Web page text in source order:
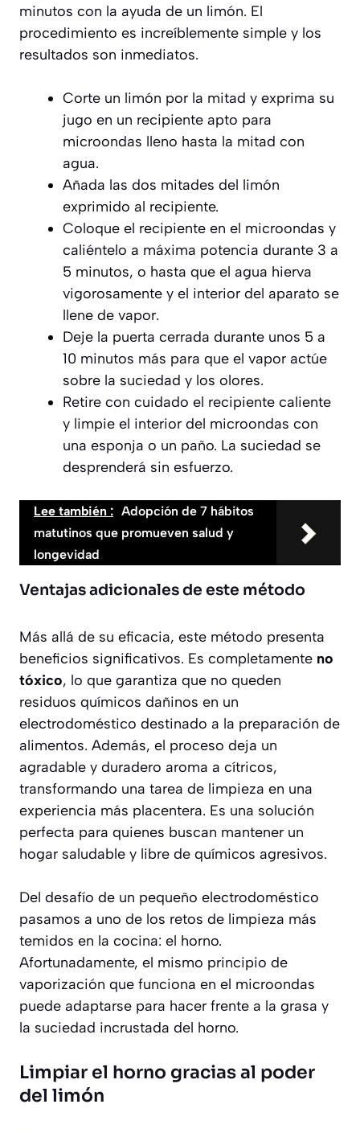
minutos con la ayuda de un limón. El
procedimiento es increíblemente simple y los
resultados son inmediatos.
Corte un limón por la mitad y exprima su
jugo en un recipiente apto para
microondas lleno hasta la mitad con
agua.
Añada las dos mitades del limón
exprimido al recipiente.
Coloque el recipiente en el microondas y
caliéntelo a máxima potencia durante 3 a
5 minutos, o hasta que el agua hierva
vigorosamente y el interior del aparato se
llene de vapor.
Deje la puerta cerrada durante unos 5 a
10 minutos más para que el vapor actúe
sobre la suciedad y los olores.
Retire con cuidado el recipiente caliente
y limpie el interior del microondas con
una esponja o un paño. La suciedad se
desprenderá sin esfuerzo.
Lee también : Adopción de 7 hábitos
matutinos que promueven salud y
longevidad
Ventajas adicionales de este método
Más allá de su eficacia, este método presenta
beneficios significativos. Es completamente no
tóxico, lo que garantiza que no queden
residuos químicos dañinos en un
electrodoméstico destinado a la preparación de
alimentos. Además, el proceso deja un
agradable y duradero aroma a cítricos,
transformando una tarea de limpieza en una
experiencia más placentera. Es una solución
perfecta para quienes buscan mantener un
hogar saludable y libre de químicos agresivos.
Del desafío de un pequeño electrodoméstico
pasamos a uno de los retos de limpieza más
temidos en la cocina: el horno.
Afortunadamente, el mismo principio de
vaporización que funciona en el microondas
puede adaptarse para hacer frente a la grasa y
la suciedad incrustada del horno.
Limpiar el horno gracias al poder
del limón